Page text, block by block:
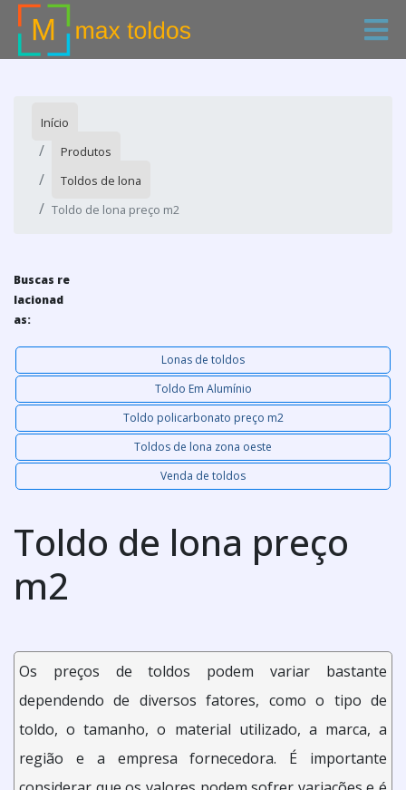
Início
Produtos
Toldos de lona
Toldo de lona preço m2
Buscas re
lacionad
as:
Lonas de toldos
Toldo Em Alumínio
Toldo policarbonato preço m2
Toldos de lona zona oeste
Venda de toldos
Toldo de lona preço
m2
Os preços de toldos podem variar bastante
dependendo de diversos fatores, como o tipo de
toldo, o tamanho, o material utilizado, a marca, a
região e a empresa fornecedora. É importante